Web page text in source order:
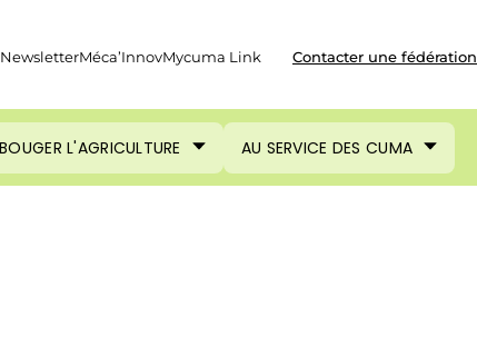
NewsletterMéca’InnovMycuma Link Contacter une fédération
L'AGRICULTURE AU SERVICE DES CUMA